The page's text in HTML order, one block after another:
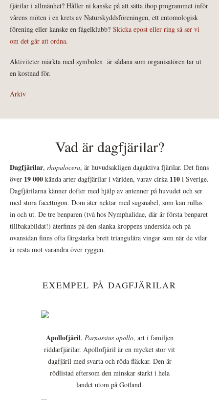
fjärilar i allmänhet? Håller ni kanske på att sätta ihop programmet inför
vårens möten i en krets av Naturskyddsföreningen, ett entomologisk
förening eller kanske en fågelklubb? Skicka epost eller ring så ser vi
om det går att ordna.
Aktiviteter märkta med symbolen är sådana som organisatören tar ut
en kostnad för.
Arkiv
Vad är dagfjärilar?
Dagfjärilar, rhopalocera, är huvudsakligen dagaktiva fjärilar. Det finns
över 19 000 kända arter dagfjärilar i världen, varav cirka 110 i Sverige.
Dagfjärilarna känner dofter med hjälp av antenner på huvudet och ser
med stora facettögon. Dom äter nektar med sugsnabel, som kan rullas
in och ut. De tre benparen (två hos Nymphalidae, där är första benparet
tillbakabildat!) återfinns på den slanka kroppens undersida och på
ovansidan finns ofta färgstarka brett triangulära vingar som när de vilar
är resta mot varandra över ryggen.
EXEMPEL PÅ DAGFJÄRILAR
Apollofjäril, Parnassius apollo, art i familjen
riddarfjärilar. Apollofjäril är en mycket stor vit
dagfjäril med svarta och röda fläckar. Den är
rödlistad eftersom den minskar starkt i hela
landet utom på Gotland.